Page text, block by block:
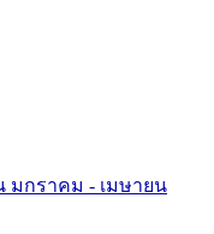
มกราคม - เมษายน